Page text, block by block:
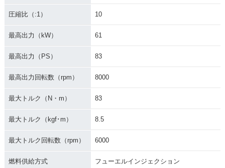
圧縮比（:1） 10
最高出力（kW） 61
最高出力（PS） 83
最高出力回転数（rpm） 8000
最大トルク（N・m） 83
最大トルク（kgf･m） 8.5
最大トルク回転数（rpm） 6000
燃料供給方式 フューエルインジェクション